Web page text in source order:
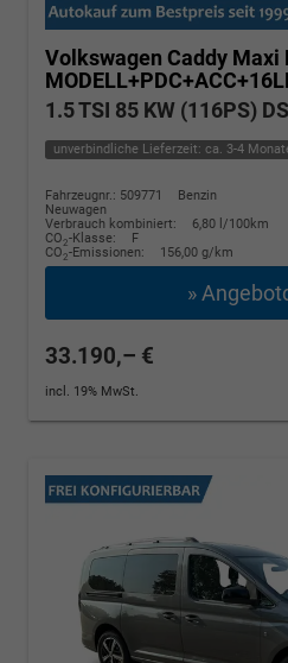
Volkswagen Caddy Maxi
1.5 TSI 85 KW (116PS)
unverbindliche Lieferzeit: ca. 3-4
Fahrzeugnr.: 509771
Benzin
Neuwagen
Verbrauch kombiniert:
6,80 l/100km
CO2-Klasse:
F
CO2-Emissionen: 156,00 g/km
»
33.190,– €
incl. 19% MwSt.